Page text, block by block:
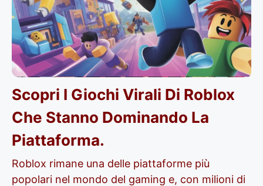
Scopri I Giochi Virali Di Roblox
Che Stanno Dominando La
Piattaforma.
Roblox rimane una delle piattaforme più
popolari nel mondo del gaming e, con milioni di